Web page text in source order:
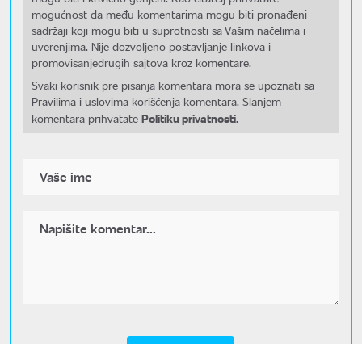
mogućnost da među komentarima mogu biti pronađeni
sadržaji koji mogu biti u suprotnosti sa Vašim načelima i
uverenjima. Nije dozvoljeno postavljanje linkova i
promovisanjedrugih sajtova kroz komentare.
Svaki korisnik pre pisanja komentara mora se upoznati sa
Pravilima i uslovima korišćenja komentara. Slanjem
komentara prihvatate Politiku privatnosti.